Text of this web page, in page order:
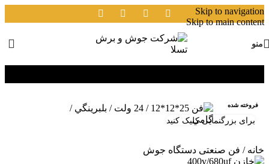
Skip to navigation
Skip to main content
منو
فروخته شده
برای بزرگنمایی کلیک کنید
خانه/ فن صنعتی دستگاه جوش